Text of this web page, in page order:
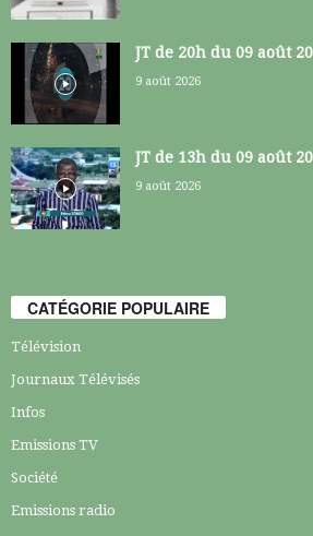
JT de 20h du 09 août
9 août 2026
JT de 13h du 09 août
9 août 2026
CATÉGORIE POPULAIRE
Télévision
Journaux Télévisés
Infos
Emissions TV
Société
Emissions radio